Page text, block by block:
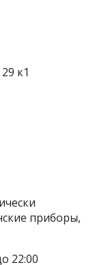
к1
приборы,
22:00